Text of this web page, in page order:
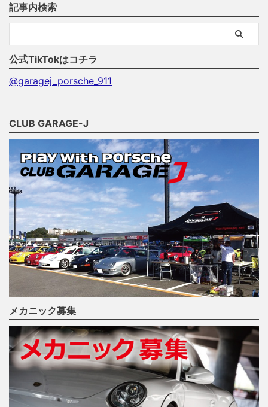
記事内検索
公式TikTokはコチラ
@garagej_porsche_911
CLUB GARAGE-J
メカニック募集